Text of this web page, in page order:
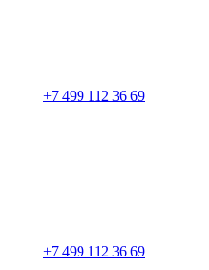
+7 499 112 36 69
+7 499 112 36 69